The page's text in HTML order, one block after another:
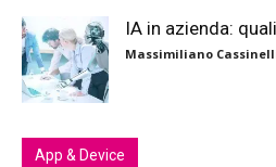
IA in azienda:
Massimiliano
App & Device